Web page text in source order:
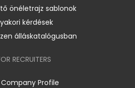
önéletrajz sablonok
kérdések
álláskatalógusban
RECRUITERS
Profile